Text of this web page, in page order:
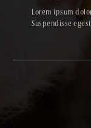
Lorem ipsum
Suspendisse